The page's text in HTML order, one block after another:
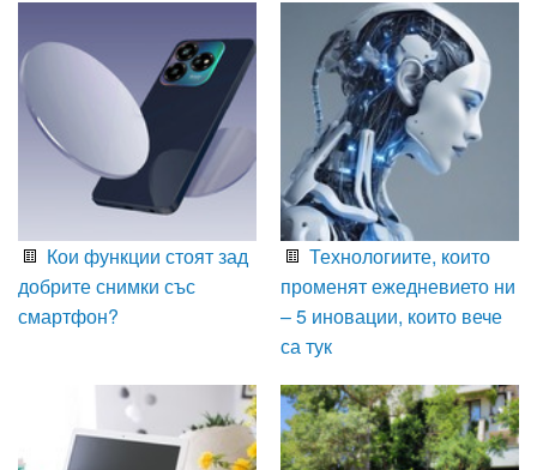
Кои функции стоят зад
добрите снимки със
смартфон?
Технологиите, които
променят ежедневието ни
– 5 иновации, които вече
са тук